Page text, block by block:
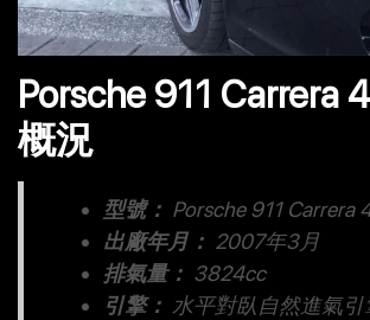
Porsche 911 Carrera
概況
型號： Porsche 911 Carrera
出廠年月： 2007年3月
排氣量： 3824cc
引擎： 水平對臥自然進氣引